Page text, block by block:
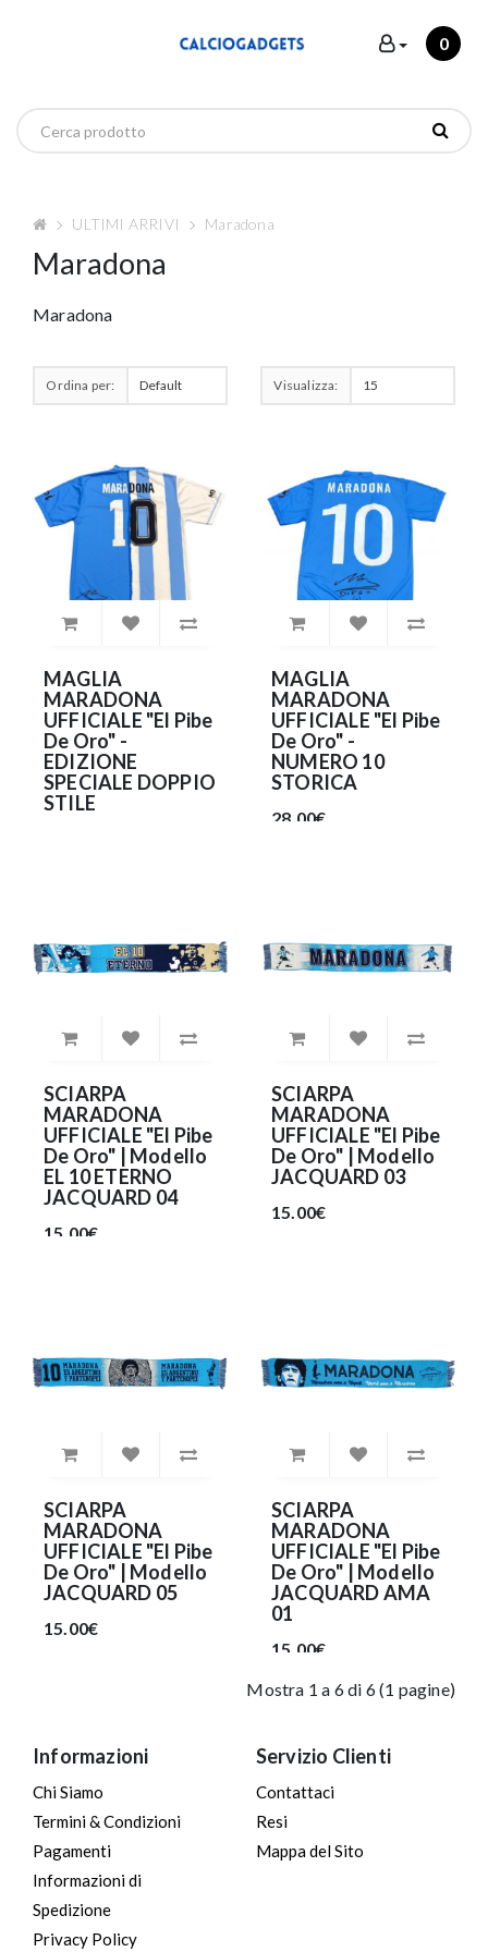
0
ULTIMI ARRIVI Maradona
Maradona
Maradona
Ordina per: Visualizza:
MAGLIA
MARADONA
UFFICIALE "El Pibe
De Oro" -
EDIZIONE
SPECIALE DOPPIO
STILE
MAGLIA
MARADONA
UFFICIALE "El Pibe
De Oro" -
NUMERO 10
STORICA
28.00€
SCIARPA
MARADONA
UFFICIALE "El Pibe
De Oro" | Modello
EL 10 ETERNO
JACQUARD 04
15.00€
SCIARPA
MARADONA
UFFICIALE "El Pibe
De Oro" | Modello
JACQUARD 03
15.00€
SCIARPA
MARADONA
UFFICIALE "El Pibe
De Oro" | Modello
JACQUARD 05
15.00€
SCIARPA
MARADONA
UFFICIALE "El Pibe
De Oro" | Modello
JACQUARD AMA
01
15.00€
Mostra 1 a 6 di 6 (1 pagine)
Informazioni
Chi Siamo
Termini & Condizioni
Pagamenti
Informazioni di
Spedizione
Privacy Policy
Servizio Clienti
Contattaci
Resi
Mappa del Sito